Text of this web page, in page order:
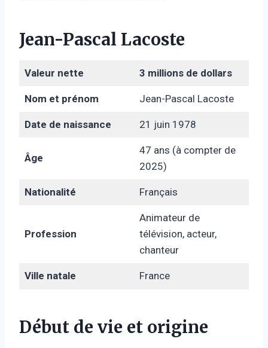
Jean-Pascal Lacoste
Valeur nette 3 millions de dollars
Nom et prénom Jean-Pascal Lacoste
Date de naissance 21 juin 1978
Âge
47 ans (à compter de
2025)
Nationalité Français
Profession
Animateur de
télévision, acteur,
chanteur
Ville natale France
Début de vie et origine